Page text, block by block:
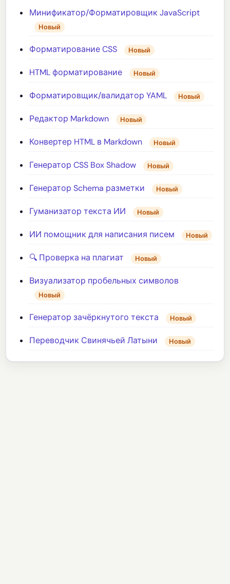
Минификатор/Форматировщик JavaScript
Новый
Форматирование CSS Новый
HTML форматирование Новый
Форматировщик/валидатор YAML Новый
Редактор Markdown Новый
Конвертер HTML в Markdown Новый
Генератор CSS Box Shadow Новый
Генератор Schema разметки Новый
Гуманизатор текста ИИ Новый
ИИ помощник для написания писем Новый
🔍 Проверка на плагиат Новый
Визуализатор пробельных символов
Новый
Генератор зачёркнутого текста Новый
Переводчик Свинячьей Латыни Новый